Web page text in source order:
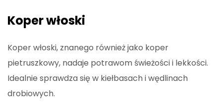
Koper włoski
Koper włoski, znanego również jako koper
pietruszkowy, nadaje potrawom świeżości i lekkości.
Idealnie sprawdza się w kiełbasach i wędlinach
drobiowych.